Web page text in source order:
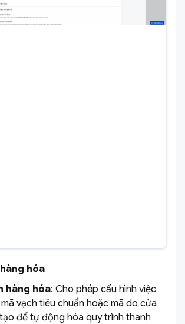
hóa
hàng hóa: Cho phép cấu hình việc
vạch tiêu chuẩn hoặc mã do cửa
để tự động hóa quy trình thanh